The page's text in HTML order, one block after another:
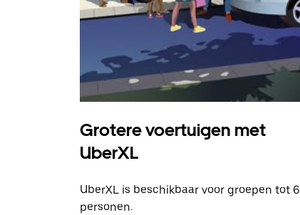
Grotere voertuigen met
UberXL
UberXL is beschikbaar voor groepen tot 6
personen.